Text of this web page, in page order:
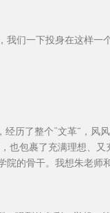
们一下投身在这样一
历了整个“文革”，风
也包裹了充满理想、
院的骨干。我想朱老师